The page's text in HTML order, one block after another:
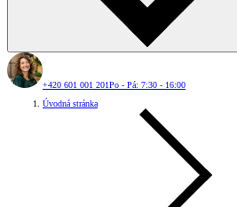
+420 601 001 201Po - Pá: 7:30 - 16:00
Úvodná stránka